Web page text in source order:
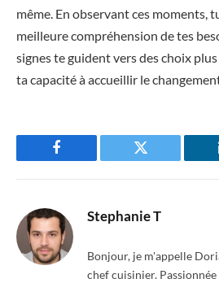
même. En observant ces moments,
meilleure compréhension de tes
signes te guident vers des choix
ta capacité à accueillir le
Facebook Twitter
Stephanie T
Bonjour, je m'appelle
chef cuisinier.